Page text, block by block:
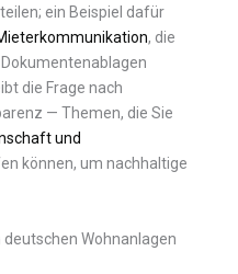
ein Beispiel dafür
, die
die Frage nach
— Themen, die Sie
und
können, um nachhaltige
Wohnanlagen